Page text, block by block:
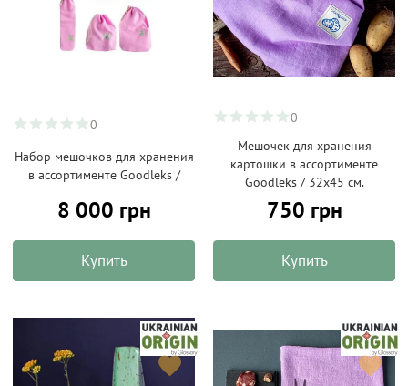
0
Набор мешочков для хранения
в ассортименте Goodleks /
8 000 грн
Купить
0
Мешочек для хранения
картошки в ассортименте
Goodleks / 32х45 см.
750 грн
Купить